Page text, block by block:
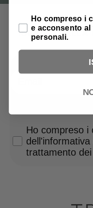
ISCRIVITI ALLA
Email
Privacy Policy
Ho compreso i
dell'informativa
trattamento
Privacy Policy
Ho compreso i
e acconsento
personali.